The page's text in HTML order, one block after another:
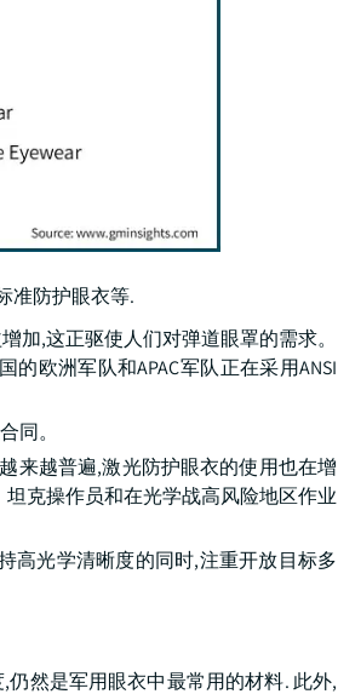
准防护眼衣等.
加,这正驱使人们对弹道眼罩的需求。
欧洲军队和APAC军队正在采用ANSI
同。
来越普遍,激光防护眼衣的使用也在增
克操作员和在光学战高风险地区作业
高光学清晰度的同时,注重开放目标多
然是军用眼衣中最常用的材料. 此外,